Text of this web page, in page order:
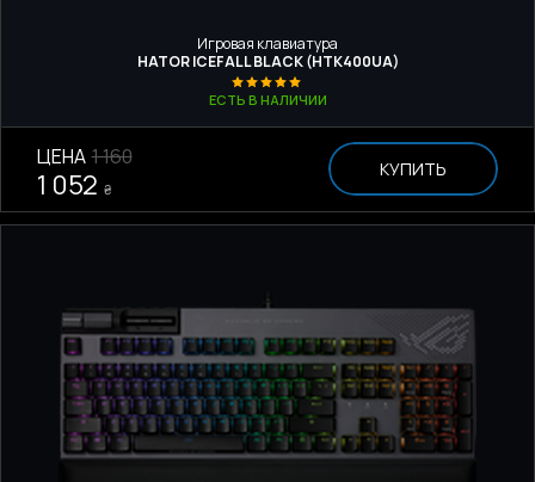
Игровая клавиатура
HATOR ICEFALL BLACK (HTK400UA)
ЕСТЬ В НАЛИЧИИ
ЦЕНА 1 160
1 052 ₴
КУПИТЬ